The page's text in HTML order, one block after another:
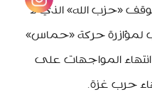
«حزب الله» الذي لا
لمؤازرة حركة «حماس»
المواجهات على
حرب غزة.